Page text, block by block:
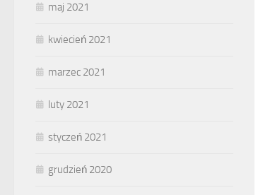
maj 2021
kwiecień 2021
marzec 2021
luty 2021
styczeń 2021
grudzień 2020